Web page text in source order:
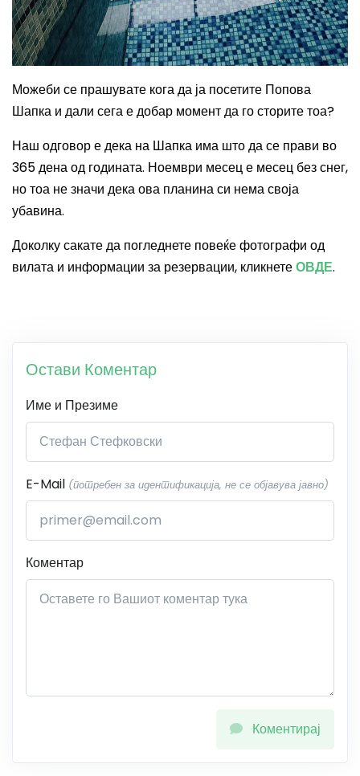
Можеби се прашувате кога да ја посетите Попова
Шапка и дали сега е добар момент да го сторите тоа?
Наш одговор е дека на Шапка има што да се прави во
365 дена од годината. Ноември месец е месец без снег,
но тоа не значи дека ова планина си нема своја
убавина.
Доколку сакате да погледнете повеќе фотографи од
вилата и информации за резервации, кликнетеОВДЕ.
Остави Коментар
Име и Презиме
E-Mail (потребен за идентификација, не се објавува јавно)
Коментар
Коментирај